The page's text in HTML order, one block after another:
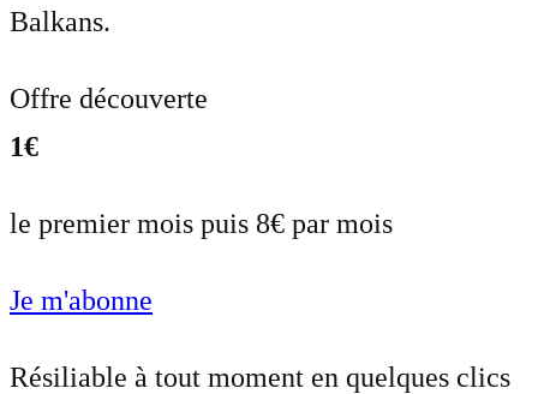
Balkans.
Offre découverte
1€
le premier mois puis 8€ par mois
Je m'abonne
Résiliable à tout moment en quelques clics